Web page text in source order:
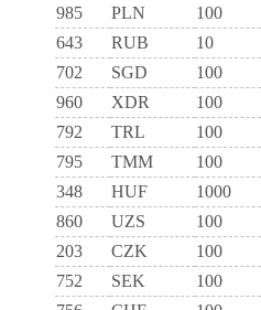
985
PLN 100
643
RUB 10
702
SGD 100
960
XDR 100
792
TRL 100
795
TMM 100
348
HUF 1000
860
UZS 100
203
CZK 100
752
SEK 100